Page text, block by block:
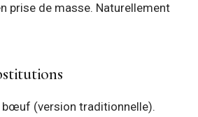
prise de masse. Naturellement
bœuf (version traditionnelle).